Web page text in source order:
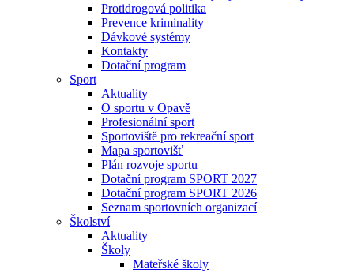
Protidrogová politika
Prevence kriminality
Dávkové systémy
Kontakty
Dotační program
Sport
Aktuality
O sportu v Opavě
Profesionální sport
Sportoviště pro rekreační sport
Mapa sportovišť
Plán rozvoje sportu
Dotační program SPORT 2027
Dotační program SPORT 2026
Seznam sportovních organizací
Školství
Aktuality
Školy
Mateřské školy